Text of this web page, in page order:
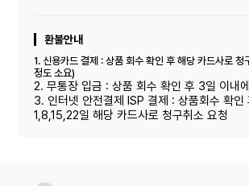
환불안내
1. 신용카드 결제 : 상품 회수 확인 후 해당 카드사로 청
정도 소요)
2. 무통장 입금 : 상품 회수 확인 후 3일 이내
3. 인터넷 안전결제 ISP 결제 : 상품회수 확인
1,8,15,22일 해당 카드사로 청구취소 요청